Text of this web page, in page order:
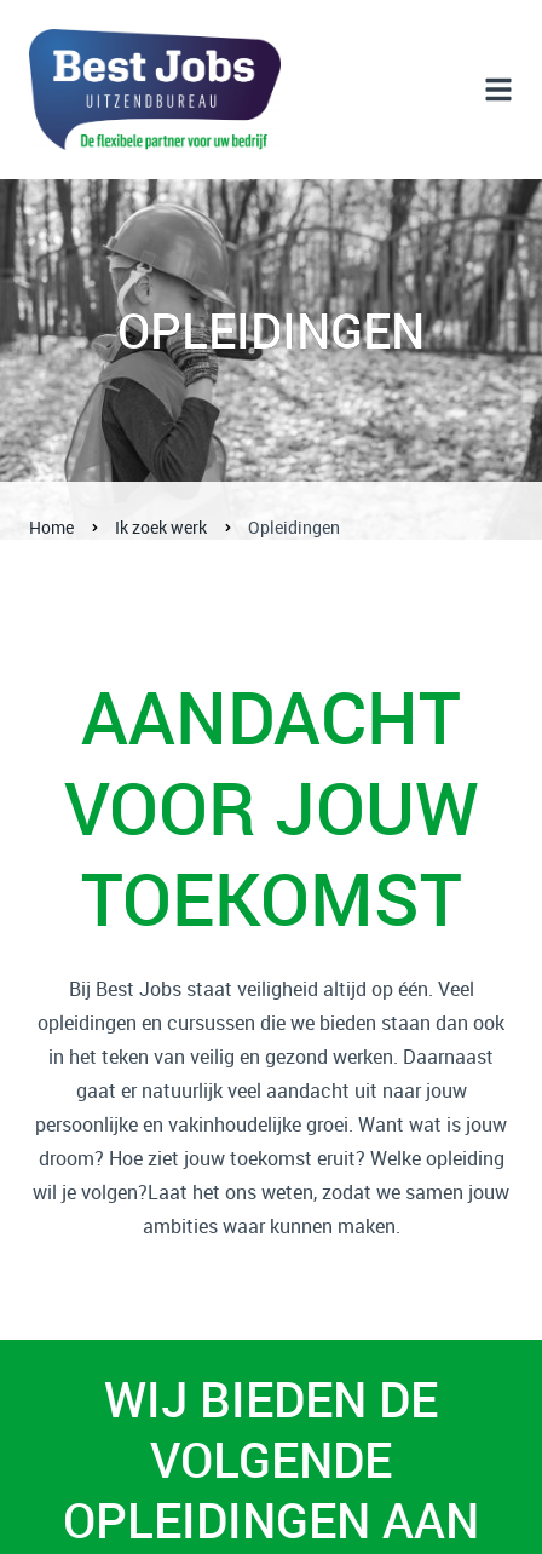
OPLEIDINGEN
Home Ik zoek werk Opleidingen
AANDACHT
VOOR JOUW
TOEKOMST
Bij Best Jobs staat veiligheid altijd op één. Veel
opleidingen en cursussen die we bieden staan dan ook
in het teken van veilig en gezond werken. Daarnaast
gaat er natuurlijk veel aandacht uit naar jouw
persoonlijke en vakinhoudelijke groei. Want wat is jouw
droom? Hoe ziet jouw toekomst eruit? Welke opleiding
wil je volgen?Laat het ons weten, zodat we samen jouw
ambities waar kunnen maken.
WIJ BIEDEN DE
VOLGENDE
OPLEIDINGEN AAN